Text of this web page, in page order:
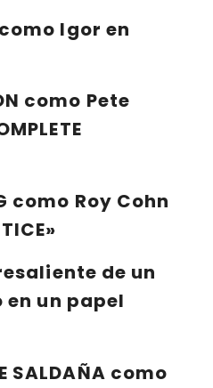
como Igor en
como Pete
como Roy Cohn
de un
un papel
SALDAÑA como